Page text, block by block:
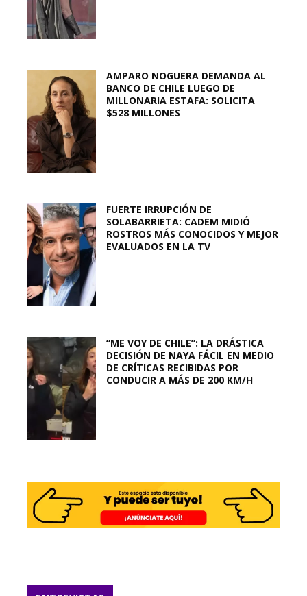
AMPARO NOGUERA DEMANDA AL
BANCO DE CHILE LUEGO DE
MILLONARIA ESTAFA: SOLICITA
$528 MILLONES
FUERTE IRRUPCIÓN DE
SOLABARRIETA: CADEM MIDIÓ
ROSTROS MÁS CONOCIDOS Y MEJOR
EVALUADOS EN LA TV
“ME VOY DE CHILE”: LA DRÁSTICA
DECISIÓN DE NAYA FÁCIL EN MEDIO
DE CRÍTICAS RECIBIDAS POR
CONDUCIR A MÁS DE 200 KM/H